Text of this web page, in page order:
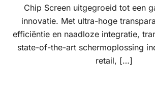
Chip Screen uitgegroeid tot een
innovatie. Met ultra-hoge
efficiëntie en naadloze integratie,
state-of-the-art schermoplossing
retail, […]